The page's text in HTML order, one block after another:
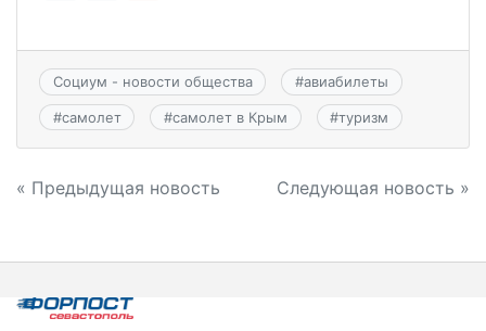
Социум - новости общества #авиабилеты
#самолет #самолет в Крым #туризм
Навигация
записям
« Предыдущая новость Следующая новость »